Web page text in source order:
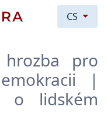
CS
pro
|
o lidském